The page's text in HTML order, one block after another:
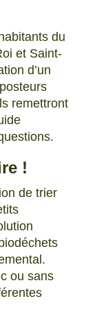
du
et Saint-
d’un
remettront
!
de trier
ou sans